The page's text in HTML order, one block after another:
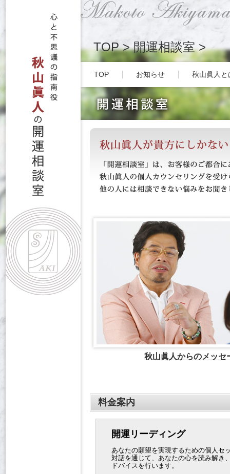
TOP>開運相談室>
TOP お知らせ 秋山眞人と
秋山眞人からのメッセ
料金案内
開運リーディング
あなたの願望を実現するための個人セ
対話を通じて、あなたの心を読み解き
ドバイスを行います。